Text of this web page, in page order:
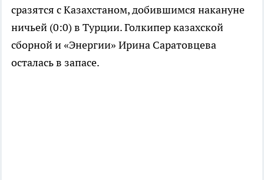
сразятся с Казахстаном, добившимся накануне
ничьей (0:0) в Турции. Голкипер казахской
сборной и «Энергии» Ирина Саратовцева
осталась в запасе.